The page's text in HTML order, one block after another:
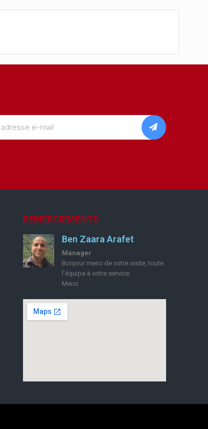
REMERCIEMENTS
Ben Zaara Arafet
Manager
Bonjour merci de votre visite, toute
l'équipe à votre service.
Merci